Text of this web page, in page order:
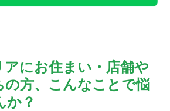
アにお住まい・店舗や
の方、こんなことで悩
か？